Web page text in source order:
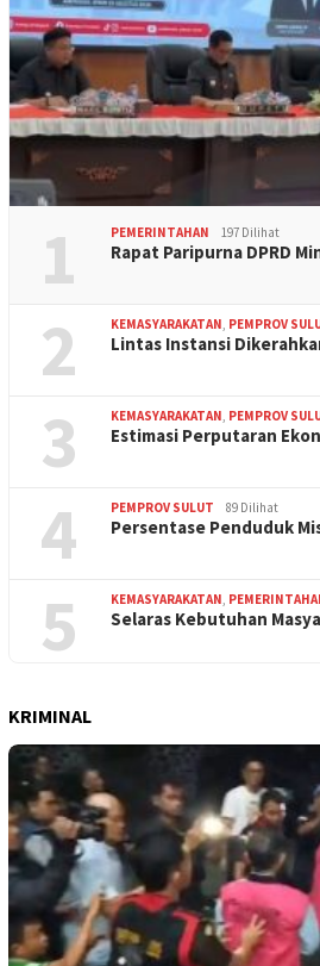
1 PEMERINTAHAN 197 Dilihat
Rapat Paripurna DPRD
2 KEMASYARAKATAN, PEMPROV
Lintas Instansi
3 KEMASYARAKATAN, PEMPROV
Estimasi Perputaran
4 PEMPROV SULUT 89 Dilihat
Persentase Penduduk
5 KEMASYARAKATAN,
Selaras Kebutuhan
KRIMINAL